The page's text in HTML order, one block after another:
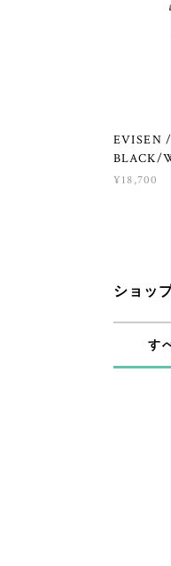
EVISEN
BLACK/
¥18,700
ショッ
す